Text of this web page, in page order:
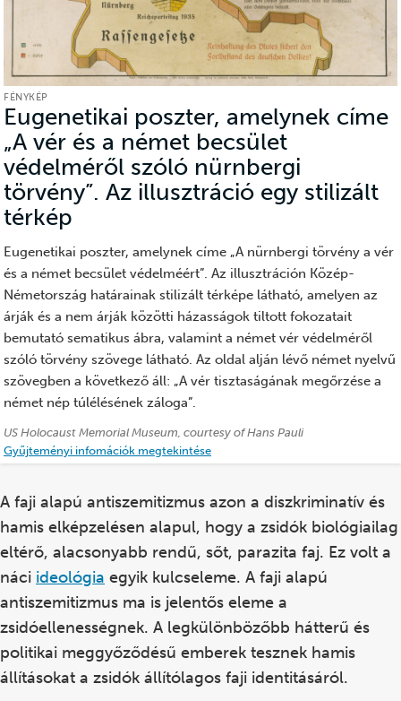
FÉNYKÉP
Eugenetikai poszter, amelynek címe
„A vér és a német becsület
védelméről szóló nürnbergi
törvény”. Az illusztráció egy stilizált
térkép
Eugenetikai poszter, amelynek címe „A nürnbergi törvény a vér
és a német becsület védelméért”. Az illusztráción Közép-
Németország határainak stilizált térképe látható, amelyen az
árják és a nem árják közötti házasságok tiltott fokozatait
bemutató sematikus ábra, valamint a német vér védelméről
szóló törvény szövege látható. Az oldal alján lévő német nyelvű
szövegben a következő áll: „A vér tisztaságának megőrzése a
német nép túlélésének záloga”.
Forrás:
US Holocaust Memorial Museum, courtesy of Hans Pauli
Gyűjteményi infomációk megtekintése
A faji alapú antiszemitizmus azon a diszkriminatív és
hamis elképzelésen alapul, hogy a zsidók biológiailag
eltérő, alacsonyabb rendű, sőt, parazita faj. Ez volt a
náci ideológia egyik kulcseleme. A faji alapú
antiszemitizmus ma is jelentős eleme a
zsidóellenességnek. A legkülönbözőbb hátterű és
politikai meggyőződésű emberek tesznek hamis
állításokat a zsidók állítólagos faji identitásáról.